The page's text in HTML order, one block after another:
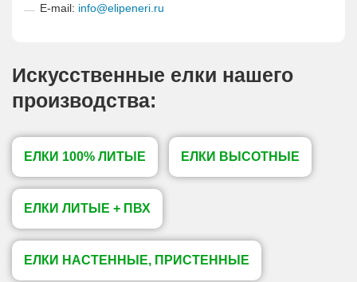
E-mail: info@elipeneri.ru
Искусственные елки нашего
производства:
ЕЛКИ 100% ЛИТЫЕ ЕЛКИ ВЫСОТНЫЕ
ЕЛКИ ЛИТЫЕ + ПВХ
ЕЛКИ НАСТЕННЫЕ, ПРИСТЕННЫЕ